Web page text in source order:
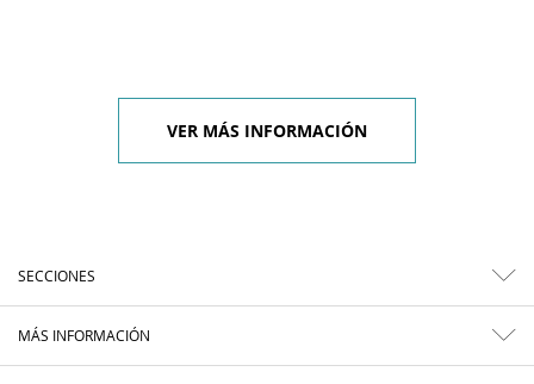
VER MÁS INFORMACIÓN
SECCIONES
MÁS INFORMACIÓN